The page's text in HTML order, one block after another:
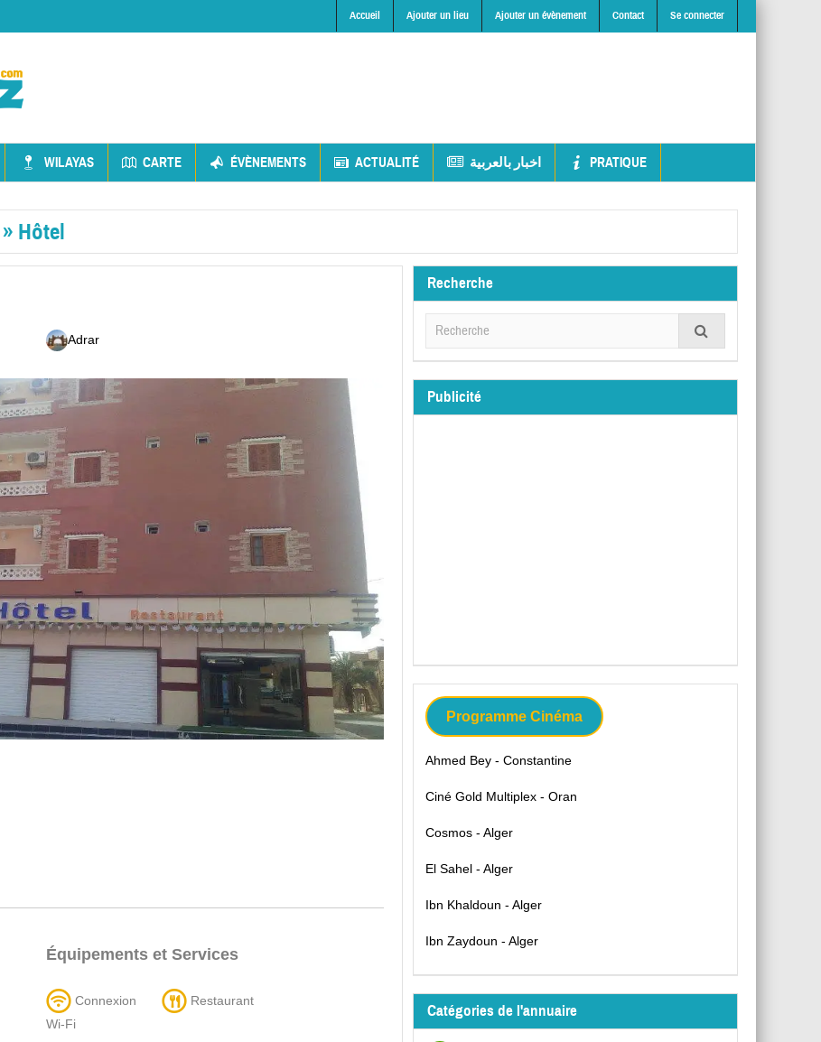
Accueil Ajouter un lieu Ajouter un évènement Contact Se connecter
WILAYAS CARTE ÉVÈNEMENTS ACTUALITÉ اخبار بالعربية PRATIQUE
» Hôtel
Adrar
Équipements et Services
Connexion
Wi-Fi
Restaurant
Recherche
Publicité
Programme Cinéma
Ahmed Bey - Constantine
Ciné Gold Multiplex - Oran
Cosmos - Alger
El Sahel - Alger
Ibn Khaldoun - Alger
Ibn Zaydoun - Alger
Catégories de l'annuaire